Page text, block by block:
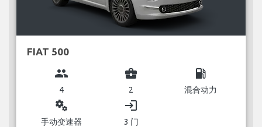
FIAT 500
group
4
business_center
2
local_gas_station
混合动力
miscellaneous_services
手动变速器
login
3 门